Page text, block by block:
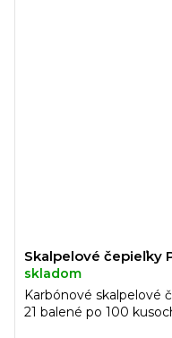
Skalpelové čepieľky
skladom
Karbónové skalpelové
21 balené po 100